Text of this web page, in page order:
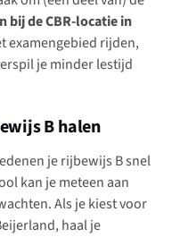
bij de CBR-locatie in
examengebied rijden,
je minder lestijd
B halen
je rijbewijs B snel
kan je meteen aan
Als je kiest voor
haal je